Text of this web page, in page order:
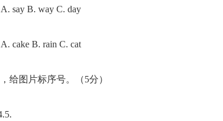
say B. way C. day
cake B. rain C. cat
给图片标序号。（5分）